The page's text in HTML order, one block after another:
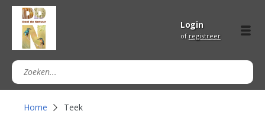
Login
of registreer
Home Teek